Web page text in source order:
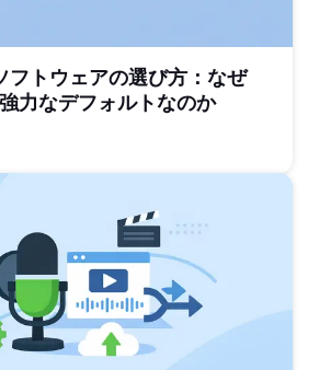
フトウェアの選び方：なぜ
力なデフォルトなのか